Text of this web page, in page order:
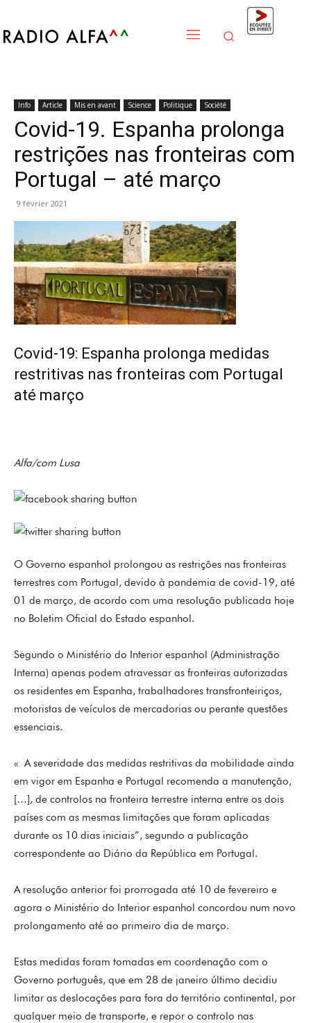
Info Article Mis en avant Science Politique Société
Covid-19. Espanha prolonga
restrições nas fronteiras com
Portugal – até março
9 février 2021
Covid-19: Espanha prolonga medidas
restritivas nas fronteiras com Portugal
até março
Alfa/com Lusa
O Governo espanhol prolongou as restrições nas fronteiras
terrestres com Portugal, devido à pandemia de covid-19, até
01 de março, de acordo com uma resolução publicada hoje
no Boletim Oficial do Estado espanhol.
Segundo o Ministério do Interior espanhol (Administração
Interna) apenas podem atravessar as fronteiras autorizadas
os residentes em Espanha, trabalhadores transfronteiriços,
motoristas de veículos de mercadorias ou perante questões
essenciais.
« A severidade das medidas restritivas da mobilidade ainda
em vigor em Espanha e Portugal recomenda a manutenção,
[…], de controlos na fronteira terrestre interna entre os dois
países com as mesmas limitações que foram aplicadas
durante os 10 dias iniciais”, segundo a publicação
correspondente ao Diário da República em Portugal.
A resolução anterior foi prorrogada até 10 de fevereiro e
agora o Ministério do Interior espanhol concordou num novo
prolongamento até ao primeiro dia de março.
Estas medidas foram tomadas em coordenação com o
Governo português, que em 28 de janeiro último decidiu
limitar as deslocações para fora do território continental, por
qualquer meio de transporte, e repor o controlo nas